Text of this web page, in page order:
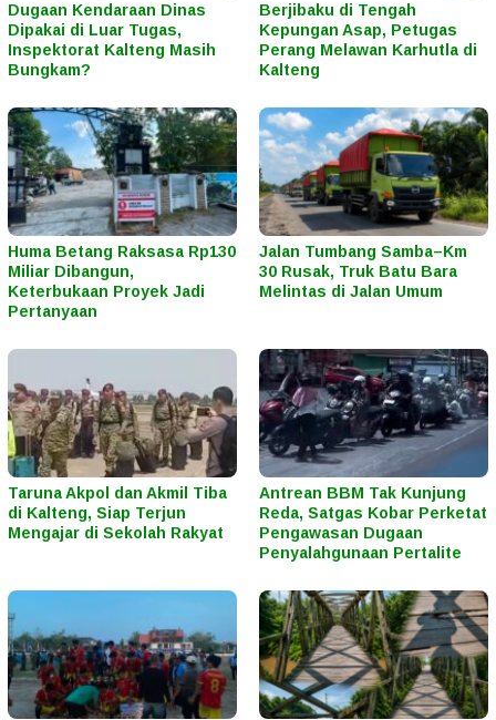
Dugaan Kendaraan Dinas
Dipakai di Luar Tugas,
Inspektorat Kalteng Masih
Bungkam?
Berjibaku di Tengah
Kepungan Asap, Petugas
Perang Melawan Karhutla di
Kalteng
Huma Betang Raksasa Rp130
Miliar Dibangun,
Keterbukaan Proyek Jadi
Pertanyaan
Jalan Tumbang Samba–Km
30 Rusak, Truk Batu Bara
Melintas di Jalan Umum
Taruna Akpol dan Akmil Tiba
di Kalteng, Siap Terjun
Mengajar di Sekolah Rakyat
Antrean BBM Tak Kunjung
Reda, Satgas Kobar Perketat
Pengawasan Dugaan
Penyalahgunaan Pertalite